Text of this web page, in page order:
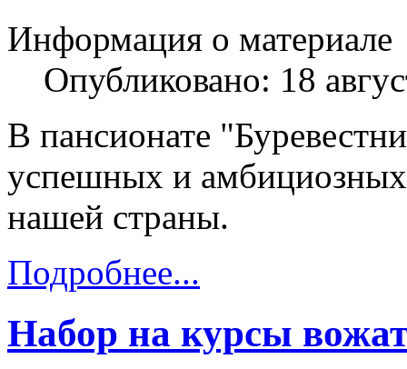
Информация о материале
Опубликовано: 18
В пансионате
успешных и амбициозных
нашей страны.
Подробнее...
Набор на курсы